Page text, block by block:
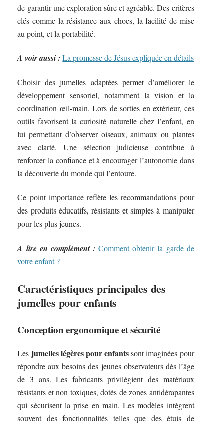
de garantir une exploration sûre et agréable. Des critères
clés comme la résistance aux chocs, la facilité de mise
au point, et la portabilité.
A voir aussi : La promesse de Jésus expliquée en détails
Choisir des jumelles adaptées permet d’améliorer le
développement sensoriel, notamment la vision et la
coordination œil-main. Lors de sorties en extérieur, ces
outils favorisent la curiosité naturelle chez l’enfant, en
lui permettant d’observer oiseaux, animaux ou plantes
avec clarté. Une sélection judicieuse contribue à
renforcer la confiance et à encourager l’autonomie dans
la découverte du monde qui l’entoure.
Ce point importance reflète les recommandations pour
des produits éducatifs, résistants et simples à manipuler
pour les plus jeunes.
A lire en complément : Comment obtenir la garde de
votre enfant ?
Caractéristiques principales des
jumelles pour enfants
Conception ergonomique et sécurité
Les jumelles légères pour enfantssont imaginées pour
répondre aux besoins des jeunes observateurs dès l’âge
de 3 ans. Les fabricants privilégient des matériaux
résistants et non toxiques, dotés de zones antidérapantes
qui sécurisent la prise en main. Les modèles intègrent
souvent des fonctionnalités telles que des étuis de